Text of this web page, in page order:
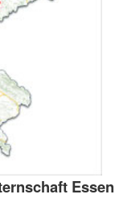
Essen